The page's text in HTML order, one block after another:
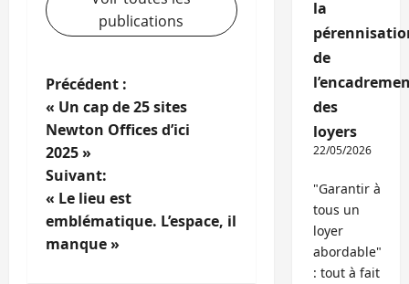
publications
N
a
v
i
g
Précédent :
« Un cap de 25 sites
Newton Offices d’ici
2025 »
Suivant:
« Le lieu est
emblématique. L’espace, il
manque »
la
de
des
loyers
22/05/2026
"Garantir à
tous un
loyer
abordable"
: tout à fait